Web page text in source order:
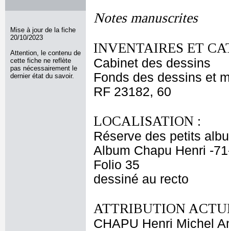
Mise à jour de la fiche
20/10/2023
Attention, le contenu de
cette fiche ne reflète
pas nécessairement le
dernier état du savoir.
Notes manuscrites
INVENTAIRES ET
Cabinet des dessins
Fonds des dessins et
RF 23182, 60
LOCALISATION :
Réserve des petits
Album Chapu Henri -
Folio 35
dessiné au recto
ATTRIBUTION
CHAPU Henri Michel